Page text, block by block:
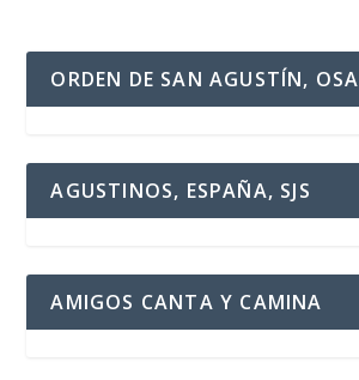
ORDEN DE SAN AGUSTÍN, OSA
AGUSTINOS, ESPAÑA, SJS
AMIGOS CANTA Y CAMINA